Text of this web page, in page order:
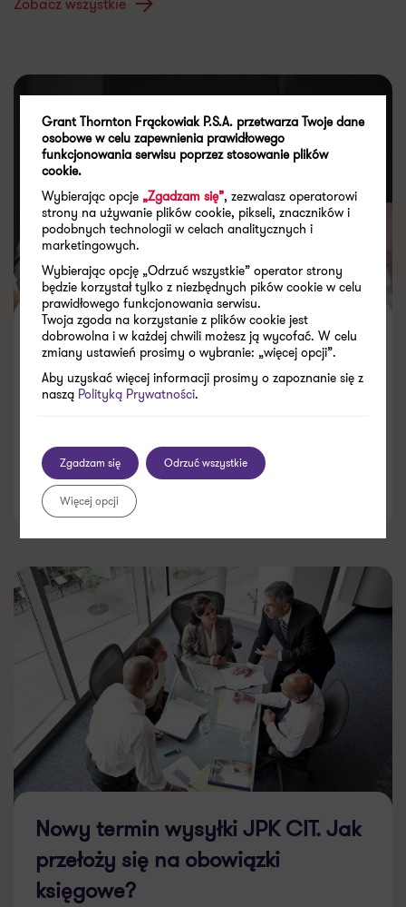
Kontrola PIP. Jak się na nią
przygotować?
23.03.2026
Nowy termin wysyłki JPK CIT. Jak
przełoży się na obowiązki
księgowe?
Grant Thornton Frąckowiak P.S.A. przetwarza Twoje dane
osobowe w celu zapewnienia prawidłowego
funkcjonowania serwisu poprzez stosowanie plików
cookie.
Wybierając opcje„Zgadzam się”, zezwalasz operatorowi
strony na używanie plików cookie, pikseli, znaczników i
podobnych technologii w celach analitycznych i
marketingowych.
Wybierając opcję „Odrzuć wszystkie” operator strony
będzie korzystał tylko z niezbędnych pików cookie w celu
prawidłowego funkcjonowania serwisu.
Twoja zgoda na korzystanie z plików cookie jest
dobrowolna i w każdej chwili możesz ją wycofać. W celu
zmiany ustawień prosimy o wybranie: „więcej opcji”.
Aby uzyskać więcej informacji prosimy o zapoznanie się z
naszą Polityką Prywatności.
Zgadzam się Odrzuć wszystkie
Więcej opcji